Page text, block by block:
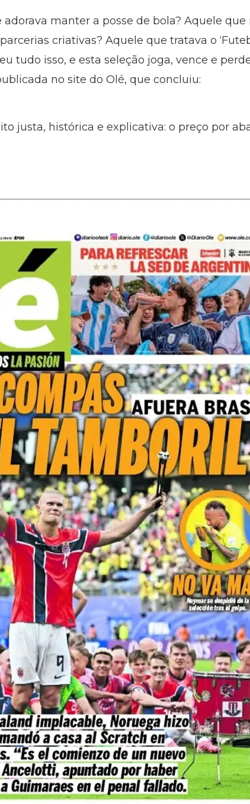
adorava manter a posse de bola? Aquele
criativas? Aquele que tratava o
tudo isso, e esta seleção joga, vence e
no site do Olé, que concluiu:
justa, histórica e explicativa: o preço por